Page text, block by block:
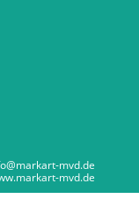
mvd.de
mvd.de